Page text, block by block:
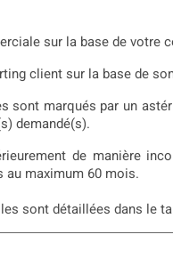
sur la base de votre
client sur la base de
sont marqués par un
demandé(s).
de manière
au maximum 60 mois.
sont détaillées dans le